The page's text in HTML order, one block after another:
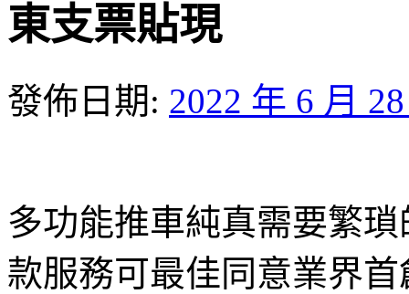
東支票貼現
發佈日期: 2022 年 6 月
多功能推車純真需要繁瑣
款服務可最佳同意業界